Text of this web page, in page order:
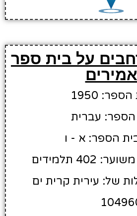
על בית ספר
אמירים
1950
עברית
הספר: א - ו
תלמידים
של: עירית קרית ים